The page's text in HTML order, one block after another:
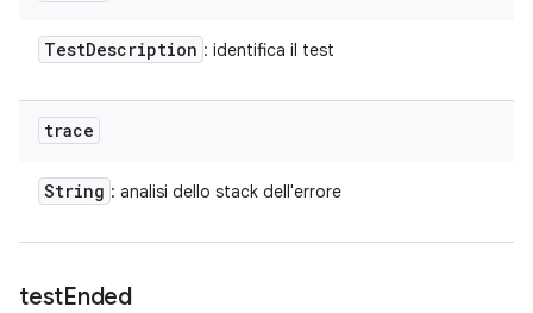
TestDescription : identifica il test
trace
String : analisi dello stack dell'errore
testEnded